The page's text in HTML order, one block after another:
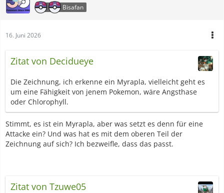
Bisafan
16. Juni 2026
Zitat von Decidueye
Die Zeichnung, ich erkenne ein Myrapla, vielleicht geht es
um eine Fähigkeit von jenem Pokemon, wäre Angsthase
oder Chlorophyll.
Stimmt, es ist ein Myrapla, aber was setzt es denn für eine
Attacke ein? Und was hat es mit dem oberen Teil der
Zeichnung auf sich? Ich bezweifle, dass das passt.
Zitat von Tzuwe05